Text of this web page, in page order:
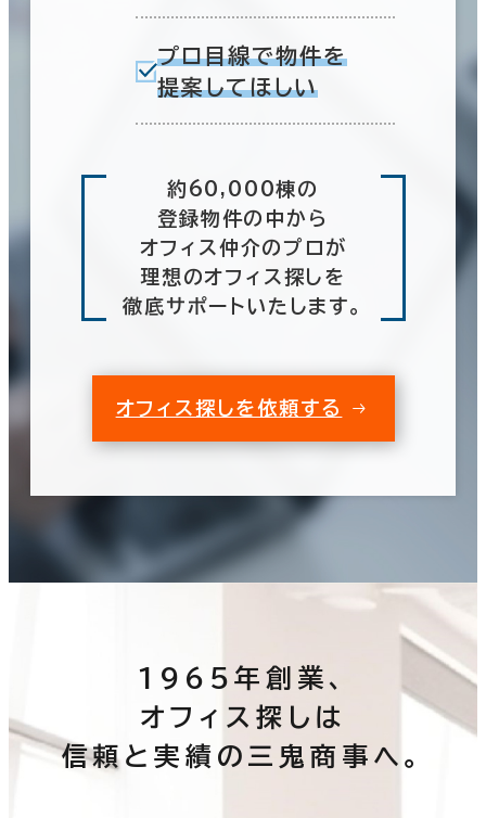
プロ目線で物件を
提案してほしい
約60,000棟の
登録物件の中から
オフィス仲介のプロが
理想のオフィス探しを
徹底サポートいたします。
オフィス探しを依頼する
1965年創業、
オフィス探しは
信頼と実績の三鬼商事へ。